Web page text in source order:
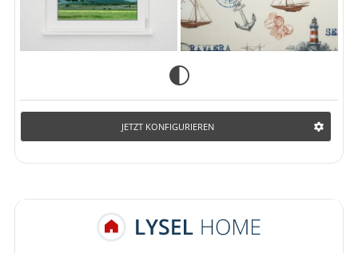
JETZT KONFIGURIEREN